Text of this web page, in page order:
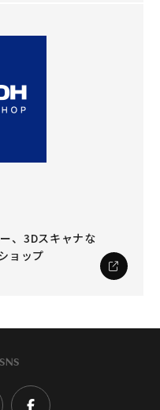
、3Dスキャナな
ョップ